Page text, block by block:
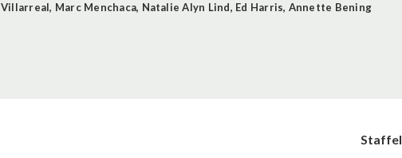
Villarreal, Marc Menchaca, Natalie Alyn Lind, Ed Harris, Annette Bening
Staffel